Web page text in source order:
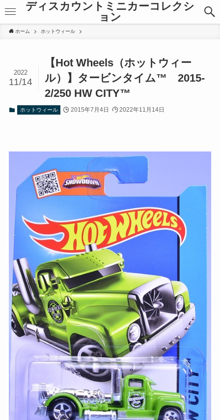
ディスカウントミニカーコレクシ
ョン
ホーム ホットウィール
【Hot Wheels（ホットウィー
ル）】タービンタイム™ 2015-
2/250 HW CITY™
2022
11/14
ホットウィール 2015年7月4日 2022年11月14日